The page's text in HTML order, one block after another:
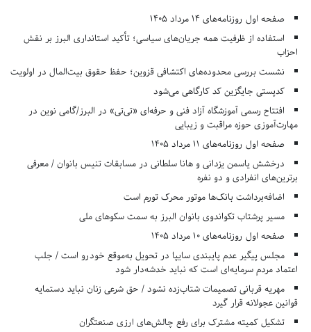
صفحه اول روزنامه‌های 14 مرداد 1405
استفاده از ظرفیت همه جریان‌های سیاسی؛ تأکید استانداری البرز بر نقش
احزاب
نشست بررسی محدوده‌های اکتشافی قزوین؛ حفظ حقوق بیت‌المال در اولویت
کدپستی جایگزین کد کارگاهی می‌شود
افتتاح رسمی آموزشگاه آزاد فنی و حرفه‌ای «تی‌تی» در البرز/گامی نوین در
مهارت‌آموزی حوزه مراقبت و زیبایی
صفحه اول روزنامه‌های 11 مرداد 1405
درخشش یاسمن یزدانی و هانا سلطانی در مسابقات تنیس بانوان / معرفی
برترین‌های انفرادی و دو نفره
اضافه‌برداشت بانک‌ها موتور محرک تورم است
مسیر پرشتاب تکواندوی بانوان البرز به سمت سکوهای ملی
صفحه اول روزنامه‌های 10 مرداد 1405
مجلس پیگیر عدم پایبندی سایپا در تحویل به‌موقع خودرو است / جلب
اعتماد مردم سرمایه‌ای است که نباید خدشه‌دار شود
مهریه قربانی تصمیمات شتاب‌زده نشود / حق شرعی زنان نباید دستمایه
قوانین عجولانه قرار گیرد
تشکیل کمیته مشترک برای رفع چالش‌های ارزی صنعتگران